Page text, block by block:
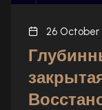
26 October